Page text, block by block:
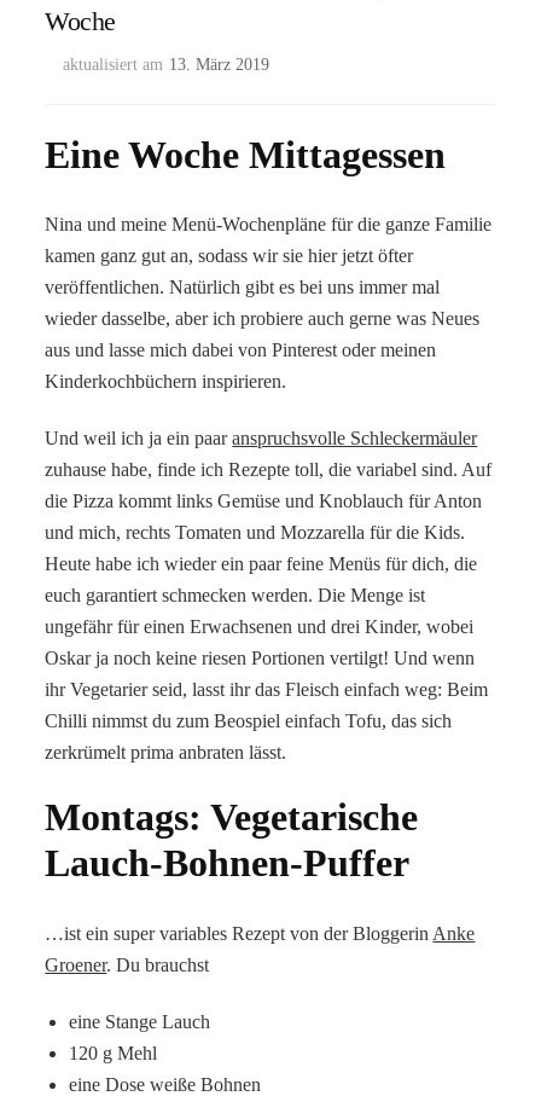
Woche
aktualisiert am 13. März 2019
Eine Woche Mittagessen
Nina und meine Menü-Wochenpläne für die ganze Familie
kamen ganz gut an, sodass wir sie hier jetzt öfter
veröffentlichen. Natürlich gibt es bei uns immer mal
wieder dasselbe, aber ich probiere auch gerne was Neues
aus und lasse mich dabei von Pinterest oder meinen
Kinderkochbüchern inspirieren.
Und weil ich ja ein paaranspruchsvolle Schleckermäuler
zuhause habe, finde ich Rezepte toll, die variabel sind. Auf
die Pizza kommt links Gemüse und Knoblauch für Anton
und mich, rechts Tomaten und Mozzarella für die Kids.
Heute habe ich wieder ein paar feine Menüs für dich, die
euch garantiert schmecken werden. Die Menge ist
ungefähr für einen Erwachsenen und drei Kinder, wobei
Oskar ja noch keine riesen Portionen vertilgt! Und wenn
ihr Vegetarier seid, lasst ihr das Fleisch einfach weg: Beim
Chilli nimmst du zum Beospiel einfach Tofu, das sich
zerkrümelt prima anbraten lässt.
Montags: Vegetarische
Lauch-Bohnen-Puffer
…ist ein super variables Rezept von der Bloggerin Anke
Groener. Du brauchst
eine Stange Lauch
120 g Mehl
eine Dose weiße Bohnen